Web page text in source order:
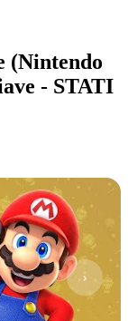
(Nintendo
- STATI